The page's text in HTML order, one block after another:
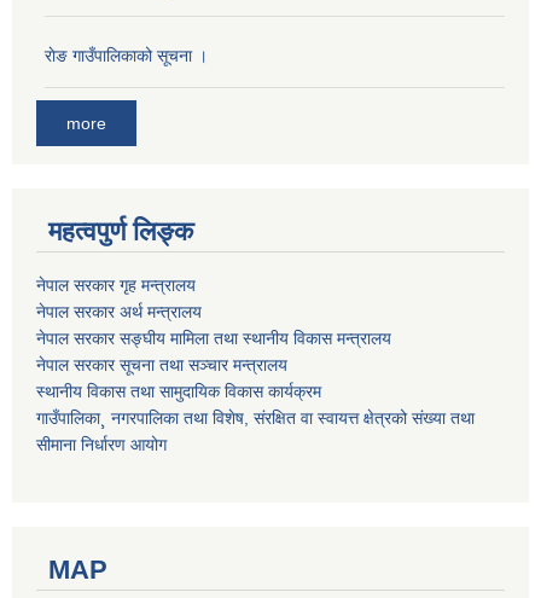
राेङ गाउँपालिकाको सूचना ।
more
महत्वपुर्ण लिङ्क
नेपाल सरकार गृह मन्त्रालय
नेपाल सरकार अर्थ मन्त्रालय
नेपाल सरकार सङ्घीय मामिला तथा स्थानीय विकास मन्त्रालय
नेपाल सरकार सूचना तथा सञ्चार मन्त्रालय
स्थानीय विकास तथा सामुदायिक विकास कार्यक्रम
गाउँपालिका¸ नगरपालिका तथा विशेष, संरक्षित वा स्वायत्त क्षेत्रको संख्या तथा
सीमाना निर्धारण आयोग
MAP